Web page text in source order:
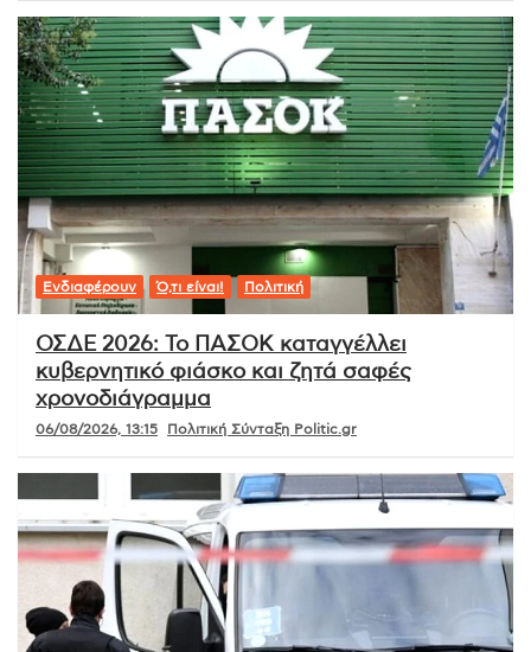
Ενδιαφέρουν Ό,τι είναι! Πολιτική
ΟΣΔΕ 2026: Το ΠΑΣΟΚ καταγγέλλει
κυβερνητικό φιάσκο και ζητά σαφές
χρονοδιάγραμμα
06/08/2026, 13:15 Πολιτική Σύνταξη Politic.gr